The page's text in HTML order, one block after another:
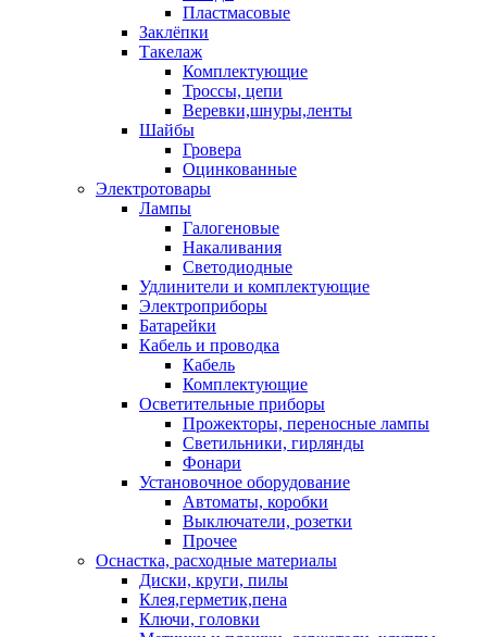
Пластмасовые
Заклёпки
Такелаж
Комплектующие
Троссы, цепи
Веревки,шнуры,ленты
Шайбы
Гровера
Оцинкованные
Электротовары
Лампы
Галогеновые
Накаливания
Светодиодные
Удлинители и комплектующие
Электроприборы
Батарейки
Кабель и проводка
Кабель
Комплектующие
Осветительные приборы
Прожекторы, переносные лампы
Светильники, гирлянды
Фонари
Установочное оборудование
Автоматы, коробки
Выключатели, розетки
Прочее
Оснастка, расходные материалы
Диски, круги, пилы
Клея,герметик,пена
Ключи, головки